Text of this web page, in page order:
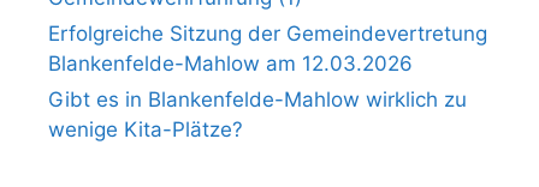
Erfolgreiche Sitzung der Gemeindevertretung
Blankenfelde-Mahlow am 12.03.2026
Gibt es in Blankenfelde-Mahlow wirklich zu
wenige Kita-Plätze?